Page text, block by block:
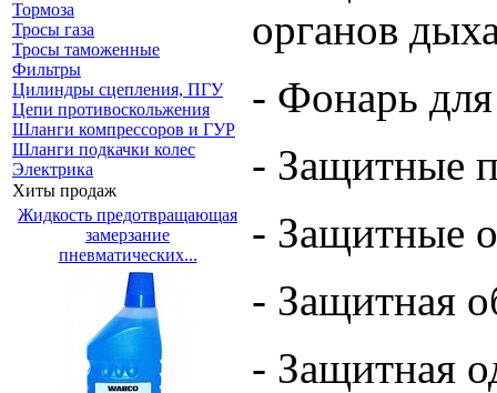
Тормоза
Тросы газа
Тросы таможенные
Фильтры
Цилиндры сцепления, ПГУ
Цепи противоскольжения
Шланги компрессоров и ГУР
Шланги подкачки колес
Электрика
Хиты продаж
Жидкость предотвращающая
замерзание
пневматических...
органов
- Фонарь
- Защитные
- Защитные
- Защитная
- Защитная